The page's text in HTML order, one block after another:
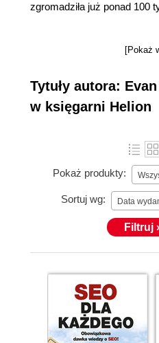
zgromadziła już ponad 100
[Pokaż
Tytuły autora:
w księgarni Helion
Pokaż produkty:
Sortuj wg: Data
Filtruj